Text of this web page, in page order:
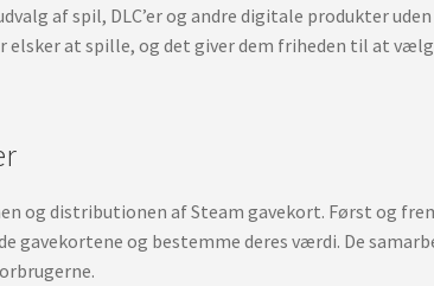
af spil, DLC’er og andre digitale produkter
at spille, og det giver dem friheden til at
og distributionen af Steam gavekort. Først og
gavekortene og bestemme deres værdi. De